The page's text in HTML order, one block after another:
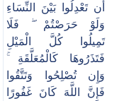
أَن تَعْدِلُوا بَيْنَ النِّسَاءِ
وَلَوْ حَرَصْتُمْ ۖ فَلَا
تَمِيلُوا كُلَّ الْمَيْلِ
فَتَذَرُوهَا كَالْمُعَلَّقَةِ ۚ
وَإِن تُصْلِحُوا وَتَتَّقُوا
فَإِنَّ اللَّهَ كَانَ غَفُورًا